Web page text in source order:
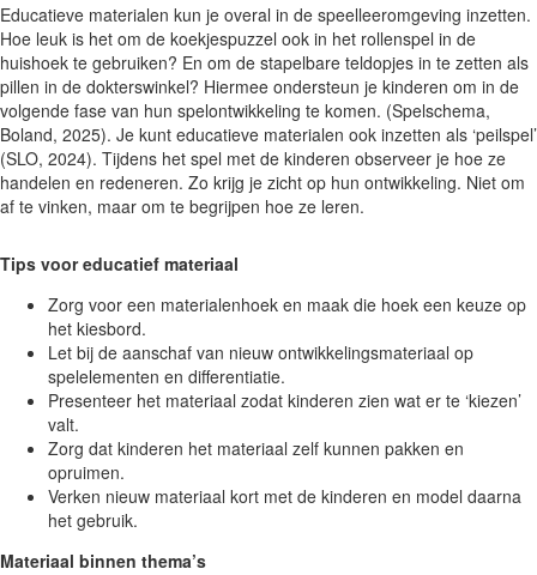
Educatieve materialen kun je overal in de speelleeromgeving inzetten.
Hoe leuk is het om de koekjespuzzel ook in het rollenspel in de
huishoek te gebruiken? En om de stapelbare teldopjes in te zetten als
pillen in de dokterswinkel? Hiermee ondersteun je kinderen om in de
volgende fase van hun spelontwikkeling te komen. (Spelschema,
Boland, 2025). Je kunt educatieve materialen ook inzetten als ‘peilspel’
(SLO, 2024). Tijdens het spel met de kinderen observeer je hoe ze
handelen en redeneren. Zo krijg je zicht op hun ontwikkeling. Niet om
af te vinken, maar om te begrijpen hoe ze leren.
Tips voor educatief materiaal
Zorg voor een materialenhoek en maak die hoek een keuze op
het kiesbord.
Let bij de aanschaf van nieuw ontwikkelingsmateriaal op
spelelementen en differentiatie.
Presenteer het materiaal zodat kinderen zien wat er te ‘kiezen’
valt.
Zorg dat kinderen het materiaal zelf kunnen pakken en
opruimen.
Verken nieuw materiaal kort met de kinderen en model daarna
het gebruik.
Materiaal binnen thema’s